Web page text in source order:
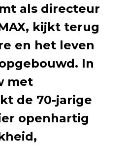
als directeur
kijkt terug
en het leven
In
met
de 70-jarige
openhartig